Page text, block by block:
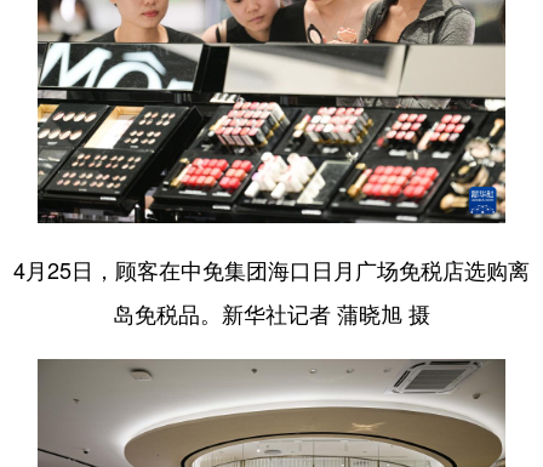
4月25日，顾客在中免集团海口日月广场免税店选购离
岛免税品。新华社记者 蒲晓旭 摄